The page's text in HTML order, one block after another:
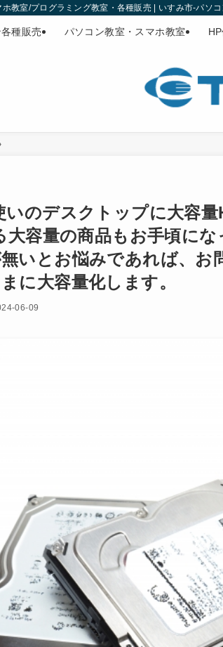
教室/プログラミング教室・各種販売 | いすみ市-パソコ
種販売 パソコン教室・スマホ教室
のデスクトップに大容量
大容量の商品もお手頃に
いとお悩みであれば、お
に大容量化します。
06-09